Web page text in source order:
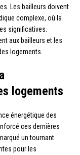
Les bailleurs doivent
complexe, où la
significatives.
aux bailleurs et les
logements.
logements
énergétique des
ces dernières
un tournant
pour les